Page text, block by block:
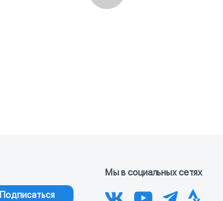
Подписаться
Мы в социальных сетях